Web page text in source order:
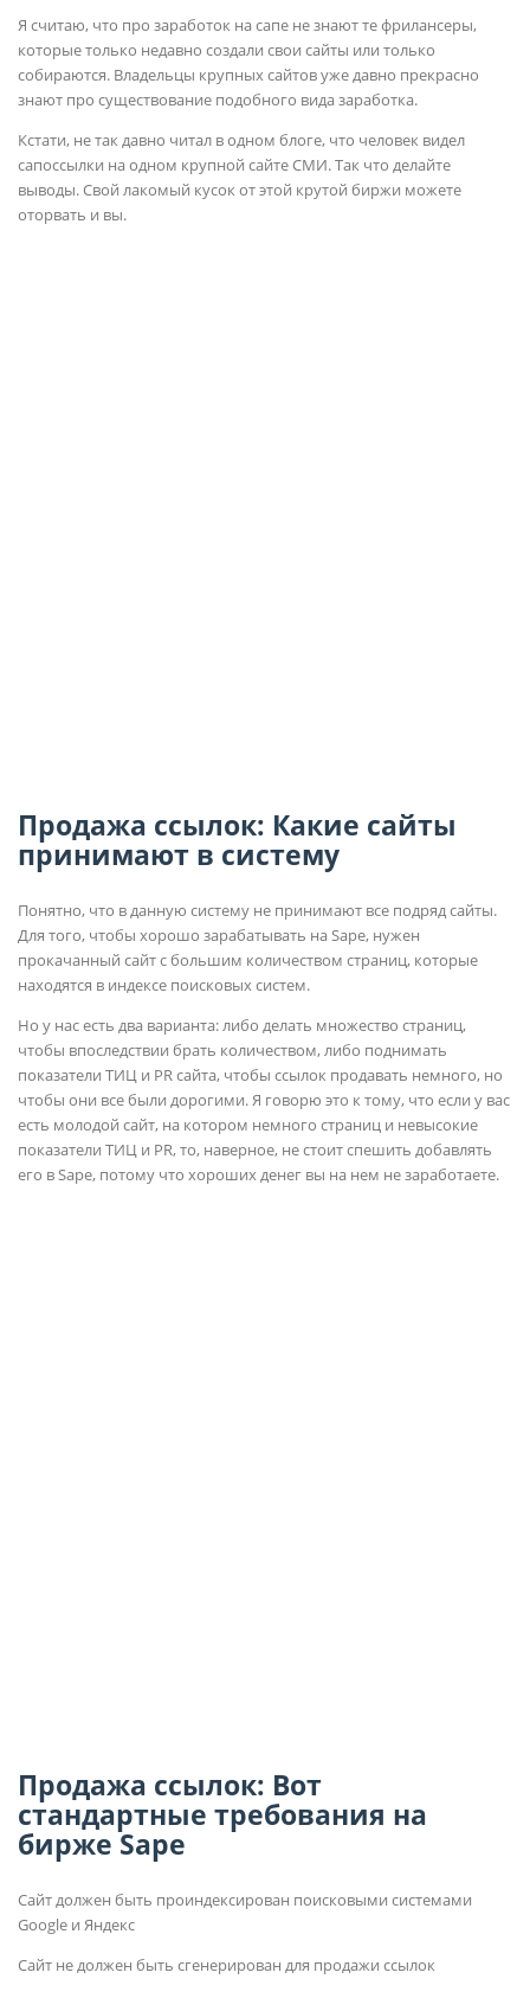
Я считаю, что про заработок на сапе не знают те фрилансеры,
которые только недавно создали свои сайты или только
собираются. Владельцы крупных сайтов уже давно прекрасно
знают про существование подобного вида заработка.
Кстати, не так давно читал в одном блоге, что человек видел
сапоссылки на одном крупной сайте СМИ. Так что делайте
выводы. Свой лакомый кусок от этой крутой биржи можете
оторвать и вы.
Продажа ссылок: Какие сайты
принимают в систему
Понятно, что в данную систему не принимают все подряд сайты.
Для того, чтобы хорошо зарабатывать на Sape, нужен
прокачанный сайт с большим количеством страниц, которые
находятся в индексе поисковых систем.
Но у нас есть два варианта: либо делать множество страниц,
чтобы впоследствии брать количеством, либо поднимать
показатели ТИЦ и PR сайта, чтобы ссылок продавать немного, но
чтобы они все были дорогими. Я говорю это к тому, что если у вас
есть молодой сайт, на котором немного страниц и невысокие
показатели ТИЦ и PR, то, наверное, не стоит спешить добавлять
его в Sape, потому что хороших денег вы на нем не заработаете.
Продажа ссылок: Вот
стандартные требования на
бирже Sape
Сайт должен быть проиндексирован поисковыми системами
Google и Яндекс
Сайт не должен быть сгенерирован для продажи ссылок